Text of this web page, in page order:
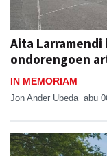
Aita
ondorengoen
IN MEMORIAM
Jon Ander Ubeda